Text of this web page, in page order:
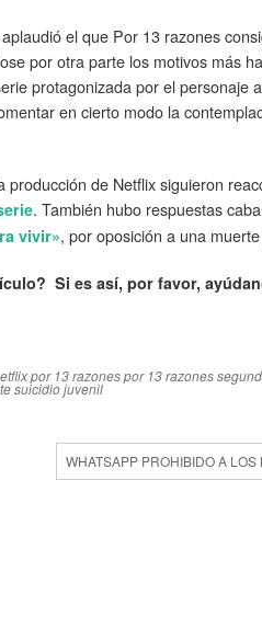
el que Por 13 razones
por otra parte los motivos más
protagonizada por el personaje
en cierto modo la
producción de Netflix siguieron
. También hubo respuestas
vivir», por oposición a una
Si es así, por favor,
por 13 razonespor 13 razones
suicidio juvenil
WHATSAPP PROHIBIDO A